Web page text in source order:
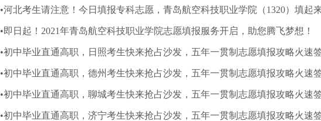
校园景色
•河北考生请注意！今日填报专科志愿，青岛航空科技职业学院（1320）填起
•即日起！2021年青岛航空科技职业学院志愿填报服务开启，助您腾飞梦想！
•初中毕业直通高职，日照考生快来抢占沙发，五年一贯制志愿填报攻略火速
•初中毕业直通高职，德州考生快来抢占沙发，五年一贯制志愿填报攻略火速
•初中毕业直通高职，聊城考生快来抢占沙发，五年一贯制志愿填报攻略火速
•初中毕业直通高职，济宁考生快来抢占沙发，五年一贯制志愿填报攻略火速